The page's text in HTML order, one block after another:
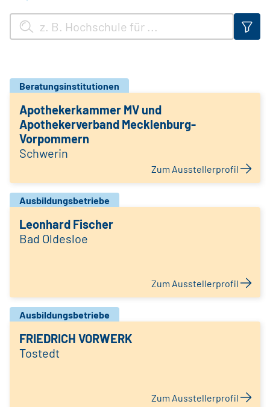
Beratungsinstitutionen
Apothekerkammer MV und
Apothekerverband Mecklenburg-
Vorpommern
Schwerin
Zum Ausstellerprofil
Ausbildungsbetriebe
Leonhard Fischer
Bad Oldesloe
Zum Ausstellerprofil
Ausbildungsbetriebe
FRIEDRICH VORWERK
Tostedt
Zum Ausstellerprofil